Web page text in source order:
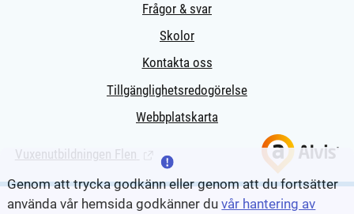
Frågor & svar
Skolor
Kontakta oss
Tillgänglighetsredogörelse
Webbplatskarta
Vuxenutbildningen Flen (Länk till extern sida.)
Genom att trycka godkänn eller genom att du fortsätter
använda vår hemsida godkänner duvår hantering av